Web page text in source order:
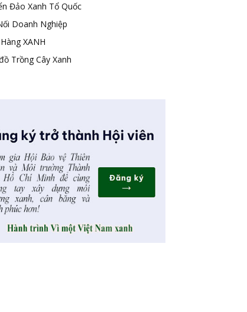
Đảo Xanh Tổ Quốc
Doanh Nghiệp
XANH
Trồng Cây Xanh